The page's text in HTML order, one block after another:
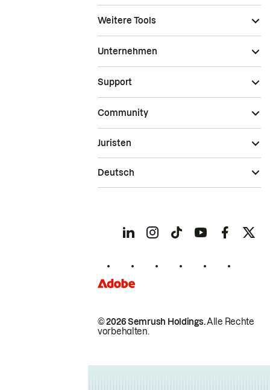
Weitere Tools
Unternehmen
Support
Community
© 2026 Semrush Holdings.Alle Rechte
vorbehalten.
Juristen
Deutsch